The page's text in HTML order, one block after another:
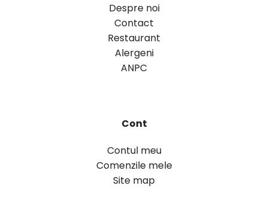
Despre noi
Contact
Restaurant
Alergeni
ANPC
Cont
Contul meu
Comenzile mele
Site map